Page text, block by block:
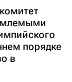
порядке
в